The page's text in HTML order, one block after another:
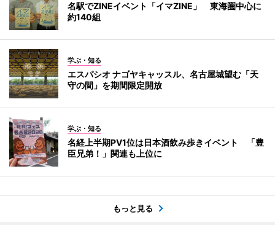
名駅でZINEイベント「イマZINE」 東海圏中心に
約140組
学ぶ・知る
エスパシオ ナゴヤキャッスル、名古屋城望む「天
守の間」を期間限定開放
学ぶ・知る
名経上半期PV1位は日本酒飲み歩きイベント 「豊
臣兄弟！」関連も上位に
もっと見る